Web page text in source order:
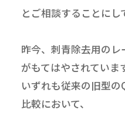
とご相談することにし
昨今、刺青除去用の
がもてはやされていま
いずれも従来の旧型
比較において、